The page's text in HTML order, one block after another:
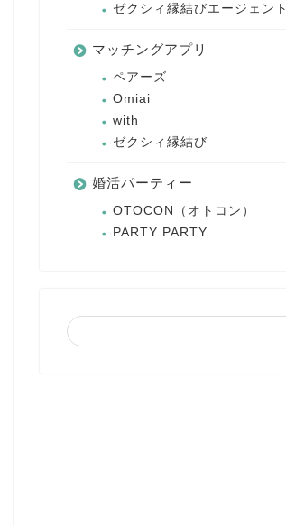
ゼクシィ縁結びエージェント
マッチングアプリ
ペアーズ
Omiai
with
ゼクシィ縁結び
婚活パーティー
OTOCON（オトコン）
PARTY PARTY